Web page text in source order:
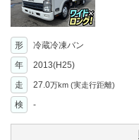
形 冷蔵冷凍バン
年
2013(H25)
走 27.0万km (実走行距離)
検
-